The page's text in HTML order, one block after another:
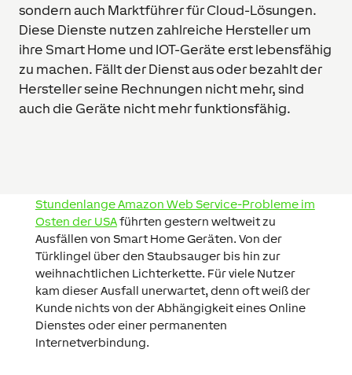
sondern auch Marktführer für Cloud-Lösungen.
Diese Dienste nutzen zahlreiche Hersteller um
ihre Smart Home und IOT-Geräte erst lebensfähig
zu machen. Fällt der Dienst aus oder bezahlt der
Hersteller seine Rechnungen nicht mehr, sind
auch die Geräte nicht mehr funktionsfähig.
Stundenlange Amazon Web Service-Probleme im
Osten der USAführten gestern weltweit zu
Ausfällen von Smart Home Geräten. Von der
Türklingel über den Staubsauger bis hin zur
weihnachtlichen Lichterkette. Für viele Nutzer
kam dieser Ausfall unerwartet, denn oft weiß der
Kunde nichts von der Abhängigkeit eines Online
Dienstes oder einer permanenten
Internetverbindung.